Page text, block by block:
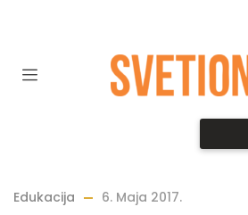
Edukacija 6. Maja 2017.